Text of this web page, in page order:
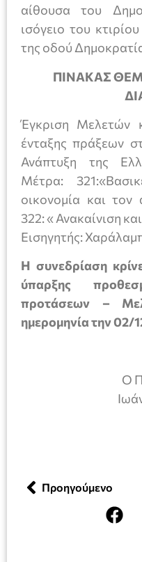
αίθουσα του
ισόγειο του
της οδού
ΠΙΝΑΚΑΣ
Έγκριση Μελετών
ένταξης πράξεων
Ανάπτυξη της
Μέτρα:
οικονομία και τον
322: « Ανακαίνιση
Εισηγητής:
Η συνεδρίαση
ύπαρξης
προτάσεων –
ημερομηνία την 02/
Ο
Προηγούμενο